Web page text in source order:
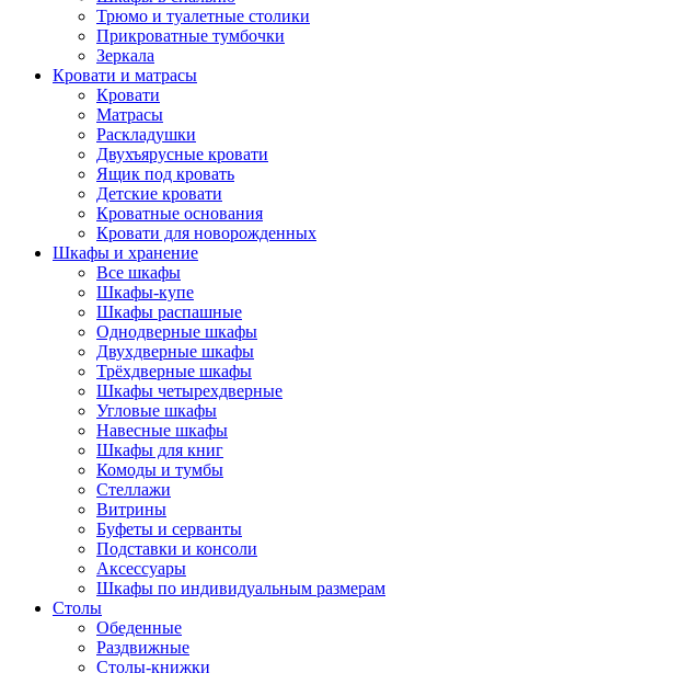
Трюмо и туалетные столики
Прикроватные тумбочки
Зеркала
Кровати и матрасы
Кровати
Матрасы
Раскладушки
Двухъярусные кровати
Ящик под кровать
Детские кровати
Кроватные основания
Кровати для новорожденных
Шкафы и хранение
Все шкафы
Шкафы-купе
Шкафы распашные
Однодверные шкафы
Двухдверные шкафы
Трёхдверные шкафы
Шкафы четырехдверные
Угловые шкафы
Навесные шкафы
Шкафы для книг
Комоды и тумбы
Стеллажи
Витрины
Буфеты и серванты
Подставки и консоли
Аксессуары
Шкафы по индивидуальным размерам
Столы
Обеденные
Раздвижные
Столы-книжки